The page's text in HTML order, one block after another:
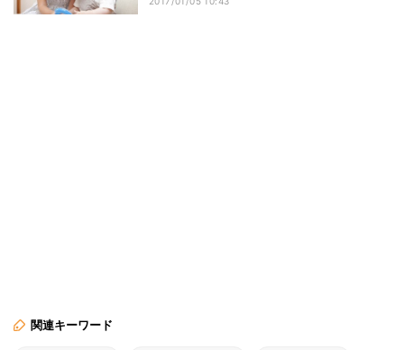
関連キーワード